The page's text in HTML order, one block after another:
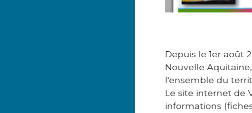
Depuis le 1er août
Nouvelle
l'ensemble du
Le site internet de
informations